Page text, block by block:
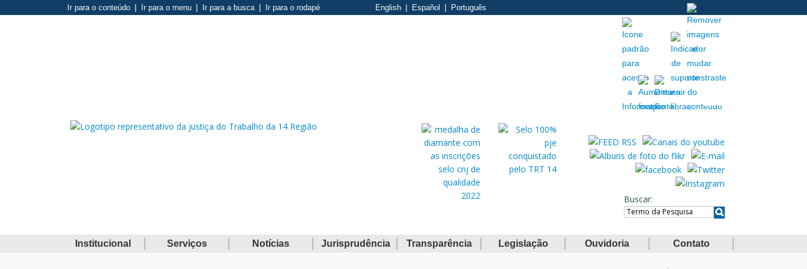
Ir para o conteúdo Ir para o menu Ir para a busca Ir para o rodapé English Español Português
Extranet
Buscar
Institucional Serviços Notícias Jurisprudência Transparência Legislação Ouvidoria Contato